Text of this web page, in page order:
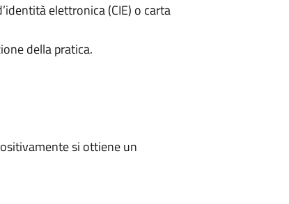
elettronica (CIE) o carta
della pratica.
si ottiene un